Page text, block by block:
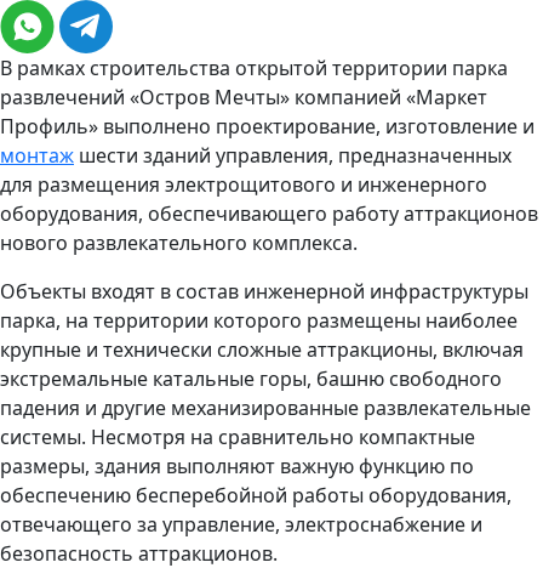
В рамках строительства открытой территории парка
развлечений «Остров Мечты» компанией «Маркет
Профиль» выполнено проектирование, изготовление и
монтаж шести зданий управления, предназначенных
для размещения электрощитового и инженерного
оборудования, обеспечивающего работу аттракционов
нового развлекательного комплекса.
Объекты входят в состав инженерной инфраструктуры
парка, на территории которого размещены наиболее
крупные и технически сложные аттракционы, включая
экстремальные катальные горы, башню свободного
падения и другие механизированные развлекательные
системы. Несмотря на сравнительно компактные
размеры, здания выполняют важную функцию по
обеспечению бесперебойной работы оборудования,
отвечающего за управление, электроснабжение и
безопасность аттракционов.